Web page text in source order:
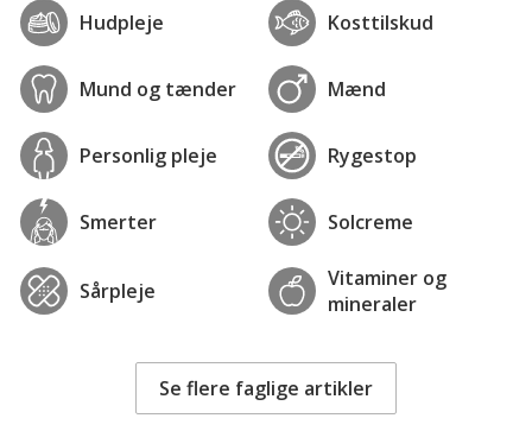
Hudpleje Kosttilskud
Mund og tænder Mænd
Personlig pleje Rygestop
Smerter Solcreme
Sårpleje
Vitaminer og
mineraler
Se flere faglige artikler